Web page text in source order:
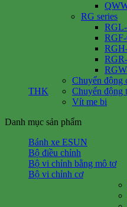
RG series
THK
Chuyển động
Chuyển động
Vít me bi
Danh mục sản phẩm
Bánh xe ESUN
Bộ điều chỉnh
Bộ vi chỉnh bằng mô tơ
Bộ vi chỉnh cơ